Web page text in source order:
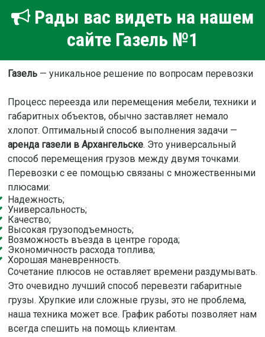
Рады вас видеть на нашем
сайте Газель №1
Газель— уникальное решение по вопросам перевозки
Процесс переезда или перемещения мебели, техники и
габаритных объектов, обычно заставляет немало
хлопот. Оптимальный способ выполнения задачи —
аренда газели в Архангельске. Это универсальный
способ перемещения грузов между двумя точками.
Перевозки с ее помощью связаны с множественными
плюсами:
Надежность;
Универсальность;
Качество;
Высокая грузоподъемность;
Возможность въезда в центре города;
Экономичность расхода топлива;
Хорошая маневренность.
Сочетание плюсов не оставляет времени раздумывать.
Это очевидно лучший способ перевезти габаритные
грузы. Хрупкие или сложные грузы, это не проблема,
наша техника может все. График работы позволяет нам
всегда спешить на помощь клиентам.